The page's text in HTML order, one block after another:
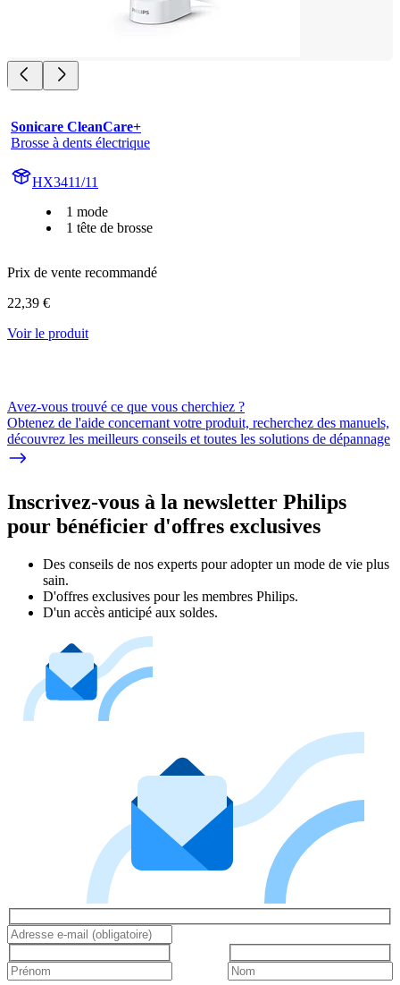
Sonicare CleanCare+
Brosse à dents électrique
HX3411/11
1 mode
1 tête de brosse
Prix de vente recommandé
22,39 €
Voir le produit
Avez-vous trouvé ce que vous cherchiez ?
Obtenez de l'aide concernant votre produit, recherchez des manuels,
découvrez les meilleurs conseils et toutes les solutions de dépannage
Inscrivez-vous à la newsletter Philips
pour bénéficier d'offres exclusives
Des conseils de nos experts pour adopter un mode de vie plus
sain.
D'offres exclusives pour les membres Philips.
D'un accès anticipé aux soldes.